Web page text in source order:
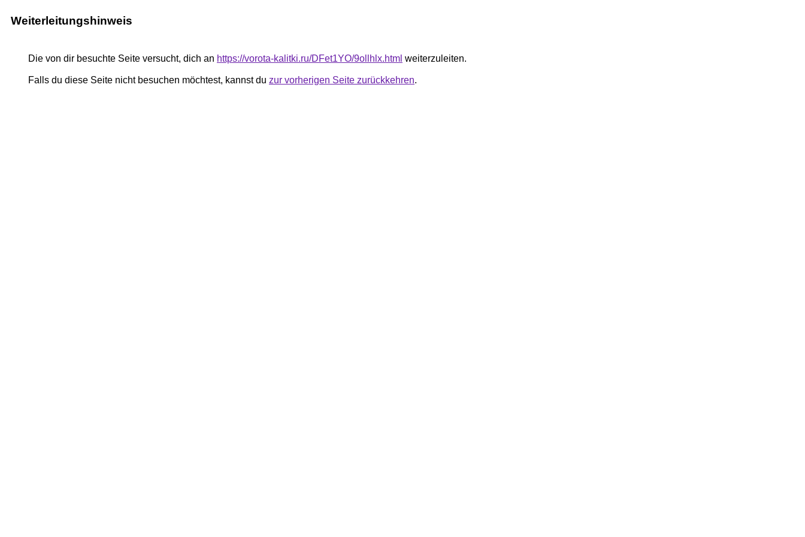
Weiterleitungshinweis
Die von dir besuchte Seite versucht, dich an https://vorota-kalitki.ru/DFet1YO/9ollhlx.html weiterzuleiten.
Falls du diese Seite nicht besuchen möchtest, kannst du zur vorherigen Seite zurückkehren.